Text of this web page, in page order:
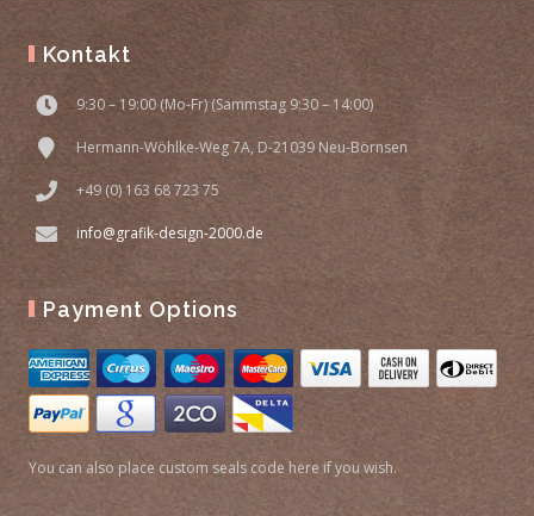
Kontakt
9:30 – 19:00 (Mo-Fr) (Sammstag 9:30 – 14:00)
Hermann-Wöhlke-Weg 7A, D-21039 Neu-Börnsen
+49 (0) 163 68 723 75
info@grafik-design-2000.de
Payment Options
You can also place custom seals code here if you wish.